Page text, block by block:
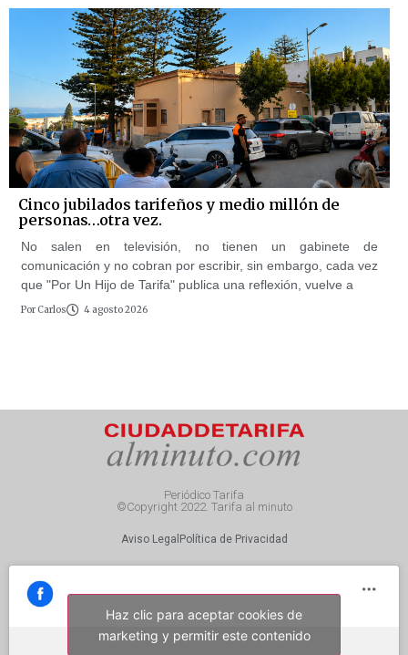
Cinco jubilados tarifeños y medio millón de
personas…otra vez.
No salen en televisión, no tienen un gabinete de
comunicación y no cobran por escribir, sin embargo, cada vez
que "Por Un Hijo de Tarifa" publica una reflexión, vuelve a
Por Carlos 4 agosto 2026
Periódico Tarifa
©Copyright 2022. Tarifa al minuto
Aviso Legal Política de Privacidad
Haz clic para aceptar cookies de
marketing y permitir este contenido